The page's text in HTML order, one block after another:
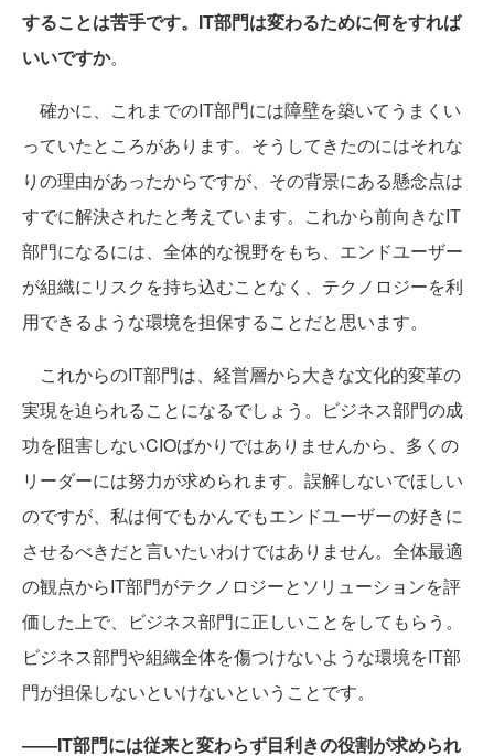
することは苦手です。IT部門は変わるために何をすれば
いいですか。
確かに、これまでのIT部門には障壁を築いてうまくい
っていたところがあります。そうしてきたのにはそれな
りの理由があったからですが、その背景にある懸念点は
すでに解決されたと考えています。これから前向きなIT
部門になるには、全体的な視野をもち、エンドユーザー
が組織にリスクを持ち込むことなく、テクノロジーを利
用できるような環境を担保することだと思います。
これからのIT部門は、経営層から大きな文化的変革の
実現を迫られることになるでしょう。ビジネス部門の成
功を阻害しないCIOばかりではありませんから、多くの
リーダーには努力が求められます。誤解しないでほしい
のですが、私は何でもかんでもエンドユーザーの好きに
させるべきだと言いたいわけではありません。全体最適
の観点からIT部門がテクノロジーとソリューションを評
価した上で、ビジネス部門に正しいことをしてもらう。
ビジネス部門や組織全体を傷つけないような環境をIT部
門が担保しないといけないということです。
――IT部門には従来と変わらず目利きの役割が求められ